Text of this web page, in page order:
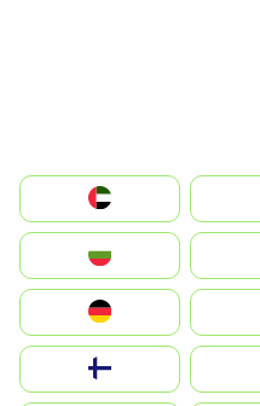
الإمارات العربية المتحدة
Switzerland
Deutschland
United Kingdom